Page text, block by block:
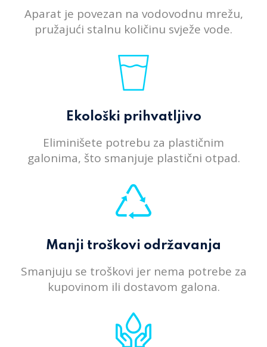
Aparat je povezan na vodovodnu mrežu,
pružajući stalnu količinu svježe vode.
Ekološki prihvatljivo
Eliminišete potrebu za plastičnim
galonima, što smanjuje plastični otpad.
Manji troškovi održavanja
Smanjuju se troškovi jer nema potrebe za
kupovinom ili dostavom galona.